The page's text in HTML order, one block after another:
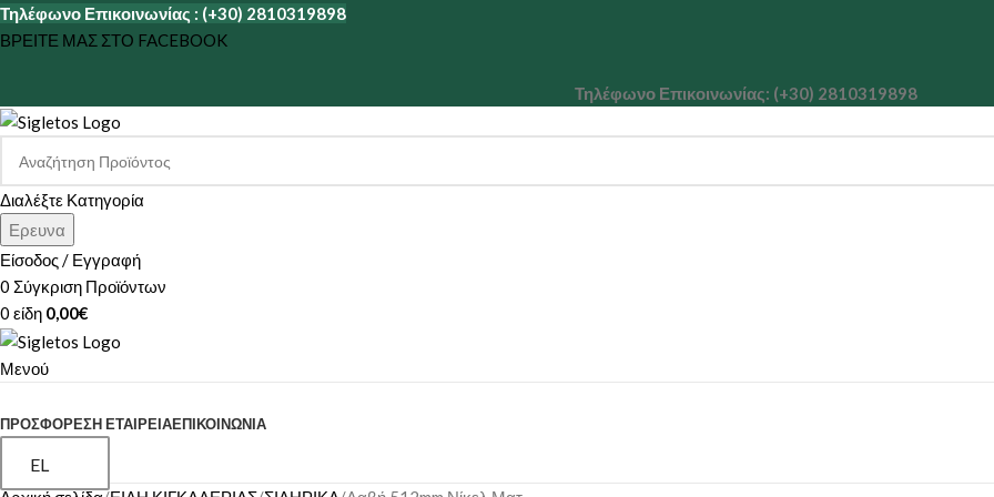
Τηλέφωνο Επικοινωνίας : (+30) 2810319898
ΒΡΕΙΤΕ ΜΑΣ ΣΤΟ FACEBOOK
Τηλέφωνο Επικοινωνίας: (+30) 2810319898
Διαλέξτε Κατηγορία
Ερευνα
Είσοδος / Εγγραφή
0 Σύγκριση Προϊόντων
0 είδη 0,00€
Μενού
ΠΡΟΣΦΟΡΕΣΗ ΕΤΑΙΡΕΊΑΕΠΙΚΟΙΝΩΝΊΑ
EL